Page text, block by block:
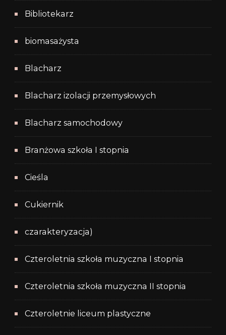
Bibliotekarz
biomasażysta
Blacharz
Blacharz izolacji przemysłowych
Blacharz samochodowy
Branżowa szkoła I stopnia
Cieśla
Cukiernik
czarakteryzacja)
Czteroletnia szkoła muzyczna I stopnia
Czteroletnia szkoła muzyczna II stopnia
Czteroletnie liceum plastyczne